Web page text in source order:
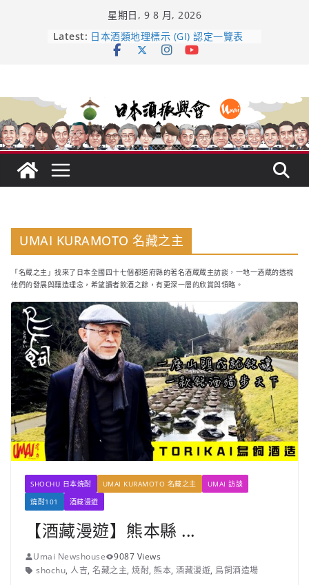
星期日, 9 8 月, 2026
Latest: 龜之井酒造：口說上手 – 山形純米大
吟釀的堅持與傳承 ～ くどき上手
響 𝟭𝟮 年 復活了!
【酒業商戰】130年老酒藏殺入股票
市場！梅乃宿上市背後的密碼
UMAI KURAMOTO 名藏之主
「名蔵之主」找來了日本全國四十七個都道府縣的著名酒蔵蔵主訪談，一地一酒蔵的透視
他們的發展與釀造理念，希望讀者飲酒之餘，有更深一層的欣賞與領略。
SHOCHU 日本焼酎 UMAI KURAMOTO 名藏之主
UMAI 訪談
燒酎101
酒藏漫遊
【酒藏漫遊】熊本縣 ...
Umai Newshouse
9087 Views
shochu, 人吉, 名藏之主, 焼酎, 熊本, 酒藏漫遊, 鳥飼酒造場